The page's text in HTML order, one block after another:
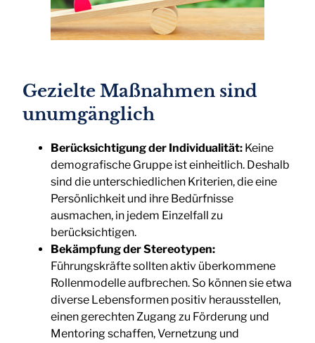
Gezielte Maßnahmen sind
unumgänglich
Berücksichtigung der Individualität: Keine
demografische Gruppe ist einheitlich. Deshalb
sind die unterschiedlichen Kriterien, die eine
Persönlichkeit und ihre Bedürfnisse
ausmachen, in jedem Einzelfall zu
berücksichtigen.
Bekämpfung der Stereotypen:
Führungskräfte sollten aktiv überkommene
Rollenmodelle aufbrechen. So können sie etwa
diverse Lebensformen positiv herausstellen,
einen gerechten Zugang zu Förderung und
Mentoring schaffen, Vernetzung und